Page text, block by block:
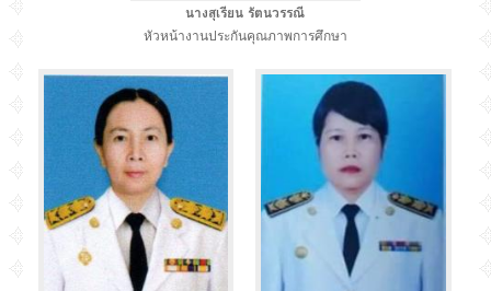
นางสุเรียน รัตนวรรณี
หัวหน้างานประกันคุณภาพการศึกษา